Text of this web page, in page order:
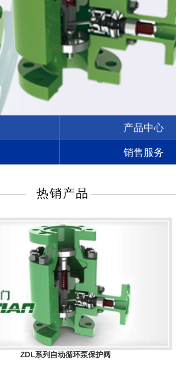
产品中心
销售服务
热销产品
ZDL系列自动循环泵保护阀